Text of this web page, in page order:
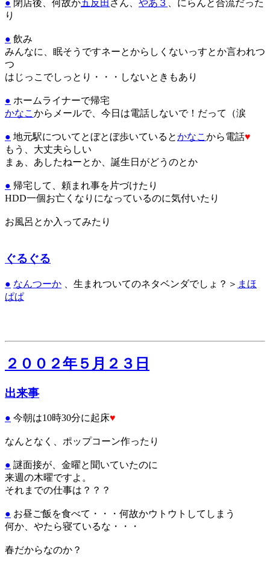
● 閉店後、何故か五反田 さん、 やあ３ 、にらんと合流だった
り
● 飲み
みんなに、眠そうですネーとからしくないっすとか言われつ
つ
はじっこでしっとり・・・しないときもあり
● ホームライナーで帰宅
かなこからメールで、今日は電話しないで！だって（涙
● 地元駅についてとぼとぼ歩いているとかなこから電話♥
もう、大丈夫らしい
まぁ、あしたねーとか、誕生日がどうのとか
● 帰宅して、頼まれ事を片づけたり
HDD一個お亡くなりになっているのに気付いたり
お風呂とか入ってみたり
ぐるぐる
● なんつーか 、生まれついてのネタベンダでしょ？＞ まほ
ぱぱ
２００２年５月２３日
出来事
● 今朝は10時30分に起床♥
なんとなく、ポップコーン作ったり
● 謎面接が、金曜と聞いていたのに
来週の木曜ですよ。
それまでの仕事は？？？
● お昼ご飯を食べて・・・何故かウトウトしてしまう
何か、やたら寝ているな・・・
春だからなのか？